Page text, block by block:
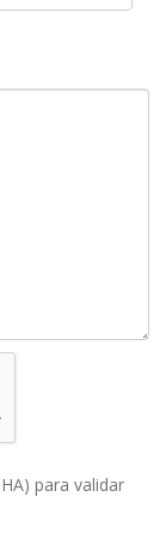
para validar